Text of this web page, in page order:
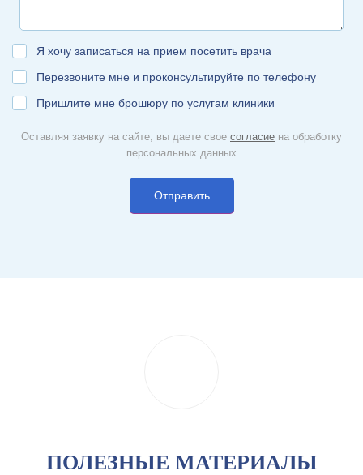
Я хочу записаться на прием посетить врача
Перезвоните мне и проконсультируйте по телефону
Пришлите мне брошюру по услугам клиники
Оставляя заявку на сайте, вы даете свое согласие на обработку
персональных данных
ПОЛЕЗНЫЕ МАТЕРИАЛЫ